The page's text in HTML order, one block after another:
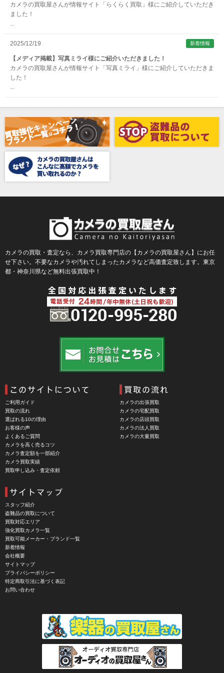
ARTISAN&ARTIST (アルティザンアンドアーティスト)
Aska（アスカ/飛鳥）
ATOMOS（アトモス）
erg（エルグ）
AVENON（アベノン）
Awagami Factory（アワガミファクトリー）
Belkin（ベルキン）
Bencini（ベンチーニ）
BENRO（ベンロ）
BERGEON（ベルジョン）
Blackmagic Design（ブラックマジックデザイン）
BLACKRAPID （ブラックラピッド）
BLaKPIXEL（ブラックピクセル）
Bokkeh（ボケ）
Bolsey（ボルシー）
BRAUN（ブラウン）
BUFFALO（バッファロー）
Cam Caddie（カムキャディ）
Carhartt（カーハート）
Carl Zeiss Jena（カールツアイスイエナ）
CASIO（カシオ）
CBL Lens（シービーエル）
CHINON（チノン）
CHIYOCA 千代田商会（ちよだしょうかい）
CIESTA（シエスタ）
Cineroid（シネロイド）
CINEVATE （シネベート）
CIRO （シロ）
CLARUS（クラルス）
Clay Smith（クレイスミス）
COMET（コメット）
Corfield（コーフィールド）
COSINA（コシナ）
COSMOS（コスモスインターナショナル）
COTTA（コッタ）
カメラの買取屋さんが情報サイト「らくらく買取」様にご紹介していただき
ました！
2025/12/19 新着情報
【メディア掲載】写真ミライ様にご紹介いただきました！
カメラの買取屋さんが情報サイト「写真ミライ」様にご紹介していただきま
した！
カメラの買取・査定なら、カメラ買取専門店の【カメラの買取屋さん】にお任
せ下さい。不要なカメラや汚れてしまったカメラなど高価査定致します。東京
都・神奈川県など無料出張買取中！
ご利用ガイド
買取の流れ
選ばれる10の理由
お客様の声
よくあるご質問
カメラを高く売るコツ
カメラ査定額を一部紹介
カメラ買取実績
買取申し込み・査定依頼
カメラの出張買取
カメラの宅配買取
カメラの店頭買取
カメラの法人買取
カメラの大量買取
スタッフ紹介
盗難品の買取について
買取対応エリア
強化買取カメラ一覧
買取可能メーカー・ブランド一覧
新着情報
会社概要
サイトマップ
プライバシーポリシー
特定商取引法に基づく表記
お問い合わせ